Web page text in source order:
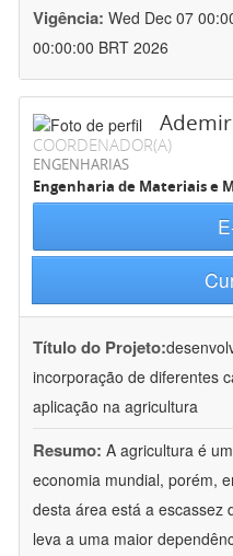
Vigência: Wed Dec 07
00:00:00 BRT 2026
COORDENADOR(A)
ENGENHARIAS
Engenharia de Materiais e
Título do Projeto:
incorporação de diferentes
aplicação na agricultura
Resumo: A agricultura é
economia mundial, porém,
desta área está a escassez
leva a uma maior